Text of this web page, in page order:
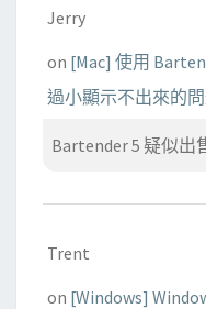
Jerry
on [Mac] 使用
過小顯示不出來的
Bartender 5 疑似出
Trent
on [Windows]